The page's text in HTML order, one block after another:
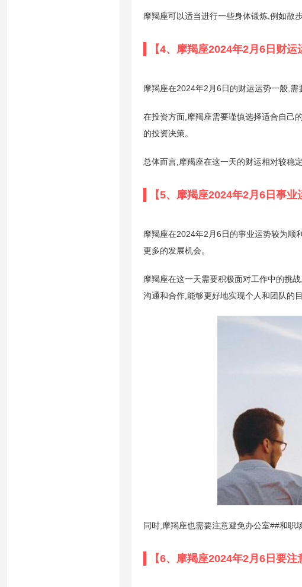
摩羯座可以适当进行一些身体锻炼,例如散
【4、摩羯座2024年2月6日财运
摩羯座在2024年2月6日的财运运势一般,需
在投资方面,摩羯座需要谨慎选择适合自己
的投资决策。
总体而言,摩羯座在这一天的财运相对较稳
【5、摩羯座2024年2月6日事业
摩羯座在2024年2月6日的事业运势较为顺
更多的发展机会。
摩羯座在这一天需要积极面对工作中的挑
沟通和合作,能够更好地实现个人和团队的目
同时,摩羯座也需要注意避免办公室##和职
【6、摩羯座2024年2月6日要注